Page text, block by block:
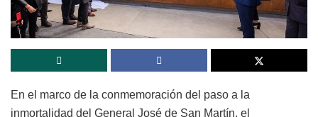
En el marco de la conmemoración del paso a la
inmortalidad del General José de San Martín, el